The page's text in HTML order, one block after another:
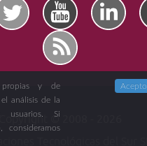
©
Tecnológicas del Sur SL
propias y de
análisis de la
usuarios. Si
consideramos
Acepto